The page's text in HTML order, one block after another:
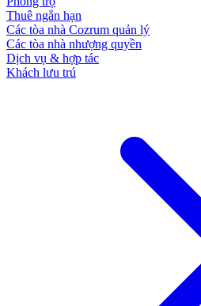
Thuê ngắn hạn
Các tòa nhà Cozrum quản lý
Các tòa nhà nhượng quyền
Dịch vụ & hợp tác
Khách lưu trú